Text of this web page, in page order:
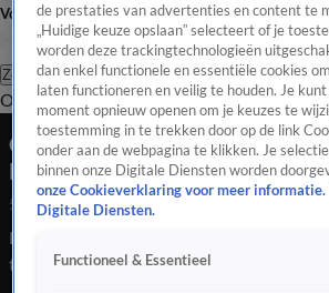
Volg Hart van Nederland
Zoeken
OverzichtRegioUitzendingenWeerTip de
Geluksmoment: meisje krijgt
Miedema na 100e goal
5 juli 2025, 22:38
Een jonge fan krijgt na de 0-3 zege van
tegen Wales het shirt van Miedema,
de prestaties van advertenties en content te
„Huidige keuze opslaan” selecteert of je
worden deze trackingtechnologieën
dan enkel functionele en essentiële cookies
laten functioneren en veilig te houden. Je
moment opnieuw openen om je keuzes te
toestemming in te trekken door op de link
onder aan de webpagina te klikken. Je
binnen onze Digitale Diensten worden
onze Cookieverklaring voor meer informatie.
Digitale Diensten.
Functioneel & Essentieel